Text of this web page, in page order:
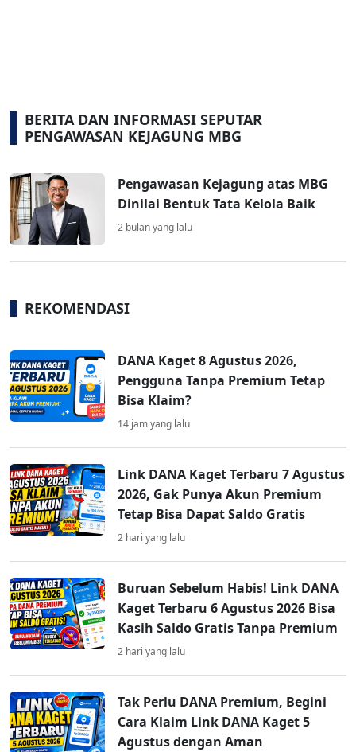
BERITA DAN INFORMASI SEPUTAR
PENGAWASAN KEJAGUNG MBG
Pengawasan Kejagung atas MBG
Dinilai Bentuk Tata Kelola Baik
2 bulan yang lalu
REKOMENDASI
DANA Kaget 8 Agustus 2026,
Pengguna Tanpa Premium Tetap
Bisa Klaim?
14 jam yang lalu
Link DANA Kaget Terbaru 7 Agustus
2026, Gak Punya Akun Premium
Tetap Bisa Dapat Saldo Gratis
2 hari yang lalu
Buruan Sebelum Habis! Link DANA
Kaget Terbaru 6 Agustus 2026 Bisa
Kasih Saldo Gratis Tanpa Premium
2 hari yang lalu
Tak Perlu DANA Premium, Begini
Cara Klaim Link DANA Kaget 5
Agustus dengan Aman